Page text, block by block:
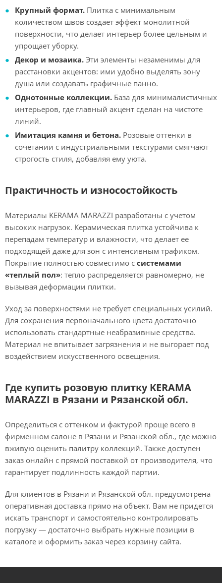
Крупный формат. Плитка с минимальным
количеством швов создает эффект монолитной
поверхности, что делает интерьер более цельным и
упрощает уборку.
Декор и мозаика. Эти элементы незаменимы для
расстановки акцентов: ими удобно выделять зону
душа или создавать графичные панно.
Однотонные коллекции. База для минималистичных
интерьеров, где главный акцент сделан на чистоте
линий.
Имитация камня и бетона. Розовые оттенки в
сочетании с индустриальными текстурами смягчают
строгость стиля, добавляя ему уюта.
Практичность и износостойкость
Материалы KERAMA MARAZZI разработаны с учетом
высоких нагрузок. Керамическая плитка устойчива к
перепадам температур и влажности, что делает ее
подходящей даже для зон с интенсивным трафиком.
Покрытие полностью совместимо с системами
«теплый пол»: тепло распределяется равномерно, не
вызывая деформации плитки.
Уход за поверхностями не требует специальных усилий.
Для сохранения первоначального цвета достаточно
использовать стандартные неабразивные средства.
Материал не впитывает загрязнения и не выгорает под
воздействием искусственного освещения.
Где купить розовую плитку KERAMA
MARAZZI в Рязани и Рязанской обл.
Определиться с оттенком и фактурой проще всего в
фирменном салоне в Рязани и Рязанской обл., где можно
вживую оценить палитру коллекций. Также доступен
заказ онлайн с прямой поставкой от производителя, что
гарантирует подлинность каждой партии.
Для клиентов в Рязани и Рязанской обл. предусмотрена
оперативная доставка прямо на объект. Вам не придется
искать транспорт и самостоятельно контролировать
погрузку — достаточно выбрать нужные позиции в
каталоге и оформить заказ через корзину сайта.